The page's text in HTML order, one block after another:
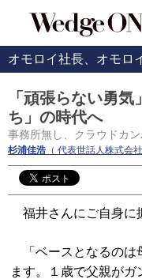
オモロイ社長、オモロ
「頑張らない勇
ち」の時代へ
事務所無し、クラウドカ
杉浦佳浩 （ 代表世話人株式会社
福井さんにご自身に
「ベースとなるのは
ます。１歳で父親が